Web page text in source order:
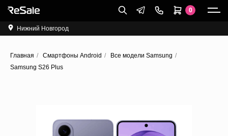
0
Нижний Новгород
Главная / Cмартфоны Android / Все модели Samsung /
Samsung S26 Plus